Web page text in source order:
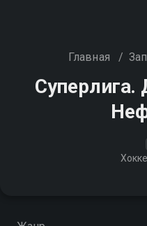
Главная /